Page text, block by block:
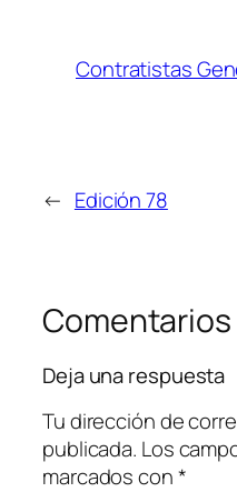
Contratistas
← Edición 78
Comentarios
Deja una respuesta
Tu dirección de
publicada. Los
marcados con*